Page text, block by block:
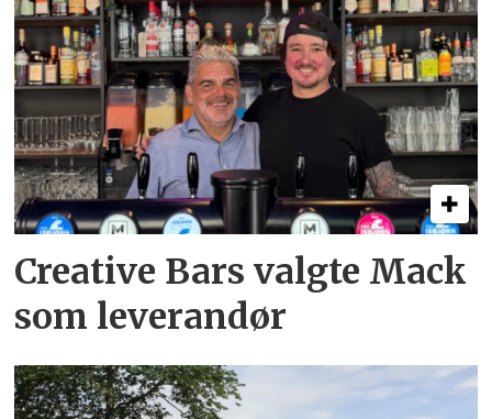
Creative Bars valgte Mack
som leverandør